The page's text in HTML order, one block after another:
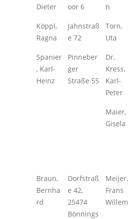
Dieter
oor 6
n
Köppl,
Ragna
Jahnstraß
e 72
Torn,
Uta
Spanier
, Karl-
Heinz
Pinneber
ger
Straße 55
Dr.
Kress,
Karl-
Peter
Maier,
Gisela
Braun,
Bernha
rd
Dorfstraß
e 42,
25474
Bönnings
Meijer,
Frans
Willem